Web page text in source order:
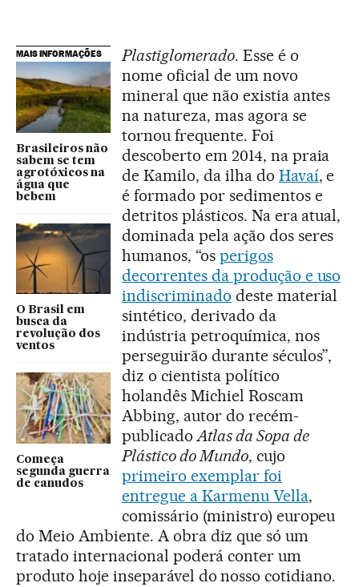
MAIS INFORMAÇÕES
Brasileiros não
sabem se tem
agrotóxicos na
água que
bebem
O Brasil em
busca da
revolução dos
ventos
Começa
segunda guerra
de canudos
Plastiglomerado. Esse é o
nome oficial de um novo
mineral que não existia antes
na natureza, mas agora se
tornou frequente. Foi
descoberto em 2014, na praia
de Kamilo, da ilha do Havaí, e
é formado por sedimentos e
detritos plásticos. Na era atual,
dominada pela ação dos seres
humanos, “os perigos
decorrentes da produção e uso
indiscriminado deste material
sintético, derivado da
indústria petroquímica, nos
perseguirão durante séculos”,
diz o cientista político
holandês Michiel Roscam
Abbing, autor do recém-
publicadoAtlas da Sopa de
Plástico do Mundo, cujo
primeiro exemplar foi
entregue a Karmenu Vella,
comissário (ministro) europeu
do Meio Ambiente. A obra diz que só um
tratado internacional poderá conter um
produto hoje inseparável do nosso cotidiano.